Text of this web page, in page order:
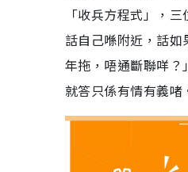
「收兵方程式」，
話自己喺附近，話
年拖，唔通斷聯咩
就答只係有情有義啫